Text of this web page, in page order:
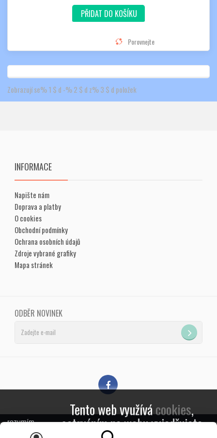
PŘIDAT DO KOŠÍKU
Porovnejte
Zobrazují se% 1 $ d -% 2 $ d z% 3 $ d položek
INFORMACE
Napište nám
Doprava a platby
O cookies
Obchodní podmínky
Ochrana osobních údajů
Zdroje vybrané grafiky
Mapa stránek
ODBĚR NOVINEK
rozumím
Tento web využívácookies,
setrváním na webu vyjadřujete